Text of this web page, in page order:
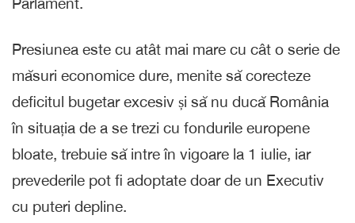
Presiunea este cu atât mai mare cu cât o serie de
măsuri economice dure, menite să corecteze
deficitul bugetar excesiv și să nu ducă România
în situația de a se trezi cu fondurile europene
bloate, trebuie să intre în vigoare la 1 iulie, iar
prevederile pot fi adoptate doar de un Executiv
cu puteri depline.